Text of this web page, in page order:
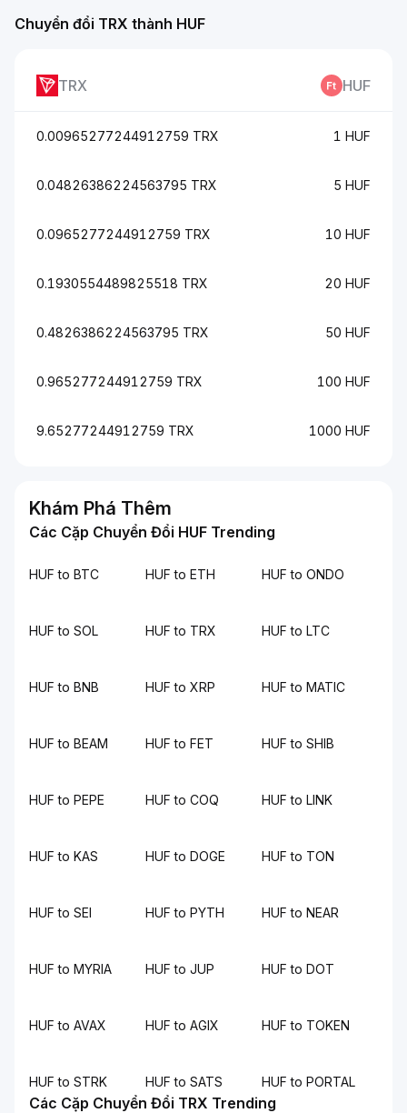
Chuyển đổi TRX thành HUF
TRX HUF
0.00965277244912759 TRX 1 HUF
0.04826386224563795 TRX 5 HUF
0.0965277244912759 TRX 10 HUF
0.1930554489825518 TRX 20 HUF
0.4826386224563795 TRX 50 HUF
0.965277244912759 TRX 100 HUF
9.65277244912759 TRX 1000 HUF
Khám Phá Thêm
Các Cặp Chuyển Đổi HUF Trending
HUF to BTC HUF to ETH HUF to ONDO
HUF to SOL HUF to TRX HUF to LTC
HUF to BNB HUF to XRP HUF to MATIC
HUF to BEAM HUF to FET HUF to SHIB
HUF to PEPE HUF to COQ HUF to LINK
HUF to KAS HUF to DOGE HUF to TON
HUF to SEI HUF to PYTH HUF to NEAR
HUF to MYRIA HUF to JUP HUF to DOT
HUF to AVAX HUF to AGIX HUF to TOKEN
HUF to STRK HUF to SATS HUF to PORTAL
Các Cặp Chuyển Đổi TRX Trending